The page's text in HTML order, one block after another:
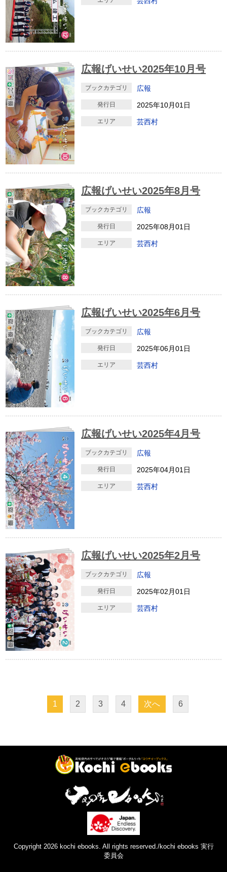
広報げいせい2025年10月号
ブックカテゴリ 広報
発行日 2025年10月01日
エリア 芸西村
広報げいせい2025年8月号
ブックカテゴリ 広報
発行日 2025年08月01日
エリア 芸西村
広報げいせい2025年6月号
ブックカテゴリ 広報
発行日 2025年06月01日
エリア 芸西村
広報げいせい2025年4月号
ブックカテゴリ 広報
発行日 2025年04月01日
エリア 芸西村
広報げいせい2025年2月号
ブックカテゴリ 広報
発行日 2025年02月01日
エリア 芸西村
1 2 3 4 次へ 6
Copyright 2026 kochi ebooks. All rights reserved./kochi ebooks 実行
委員会